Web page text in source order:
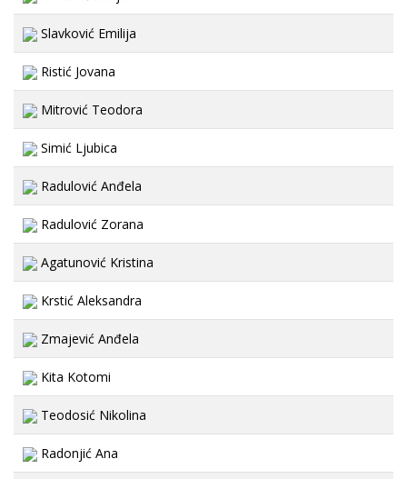
Slavković Emilija
Ristić Jovana
Mitrović Teodora
Simić Ljubica
Radulović Anđela
Radulović Zorana
Agatunović Kristina
Krstić Aleksandra
Zmajević Anđela
Kita Kotomi
Teodosić Nikolina
Radonjić Ana